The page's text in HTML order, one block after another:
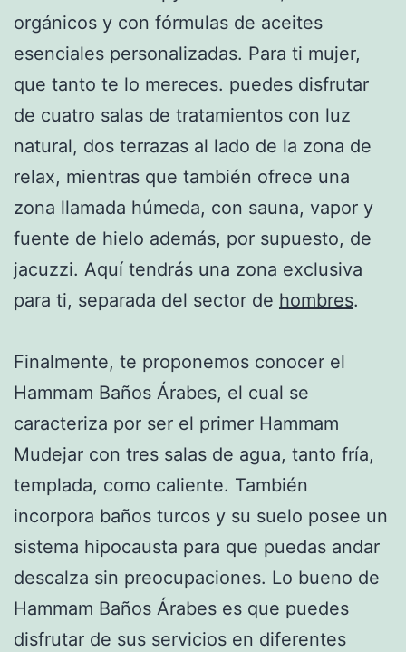
orgánicos y con fórmulas de aceites
esenciales personalizadas. Para ti mujer,
que tanto te lo mereces. puedes disfrutar
de cuatro salas de tratamientos con luz
natural, dos terrazas al lado de la zona de
relax, mientras que también ofrece una
zona llamada húmeda, con sauna, vapor y
fuente de hielo además, por supuesto, de
jacuzzi. Aquí tendrás una zona exclusiva
para ti, separada del sector de hombres.
Finalmente, te proponemos conocer el
Hammam Baños Árabes, el cual se
caracteriza por ser el primer Hammam
Mudejar con tres salas de agua, tanto fría,
templada, como caliente. También
incorpora baños turcos y su suelo posee un
sistema hipocausta para que puedas andar
descalza sin preocupaciones. Lo bueno de
Hammam Baños Árabes es que puedes
disfrutar de sus servicios en diferentes